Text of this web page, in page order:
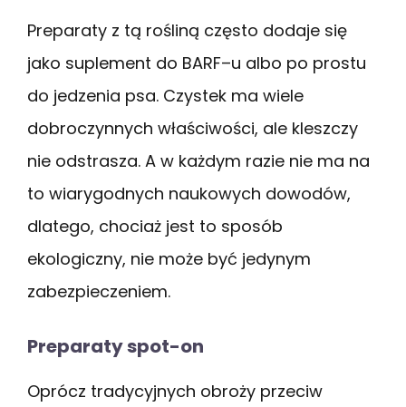
Preparaty z tą rośliną często dodaje się
jako suplement do BARF–u albo po prostu
do jedzenia psa. Czystek ma wiele
dobroczynnych właściwości, ale kleszczy
nie odstrasza. A w każdym razie nie ma na
to wiarygodnych naukowych dowodów,
dlatego, chociaż jest to sposób
ekologiczny, nie może być jedynym
zabezpieczeniem.
Preparaty spot-on
Oprócz tradycyjnych obroży przeciw